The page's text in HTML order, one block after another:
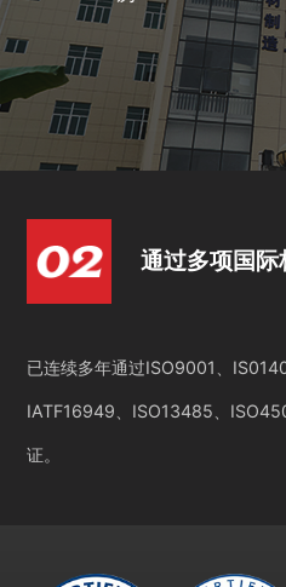
通过多项国际
已连续多年通过ISO9001、
IATF16949、ISO13485、
证。